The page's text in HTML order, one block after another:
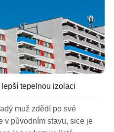
tepelnou izolaci
muž zdědí po své
v původním stavu, sice je